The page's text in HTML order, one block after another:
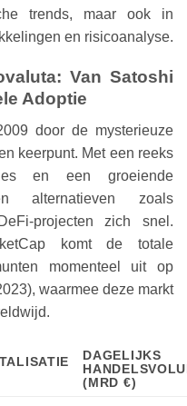
trends, maar ook in
en risicoanalyse.
Van Satoshi
Adoptie
door de mysterieuze
keerpunt. Met een reeks
en een groeiende
alternatieven zoals
projecten zich snel.
komt de totale
momenteel uit op
waarmee deze markt
DAGELIJKS
(MRD €)